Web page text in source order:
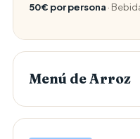
50€ por persona ·
Menú de Arroz